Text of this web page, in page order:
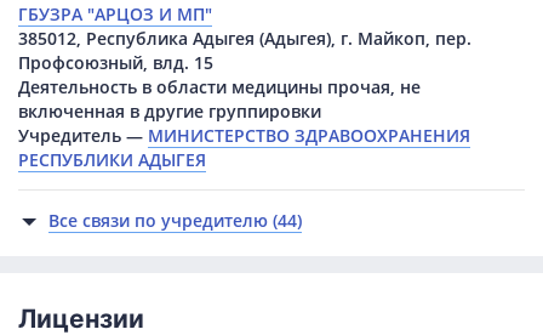
ГБУЗРА "АРЦОЗ И МП"
385012, Республика Адыгея (Адыгея), г. Майкоп, пер.
Профсоюзный, влд. 15
Деятельность в области медицины прочая, не
включенная в другие группировки
Учредитель — МИНИСТЕРСТВО ЗДРАВООХРАНЕНИЯ
РЕСПУБЛИКИ АДЫГЕЯ
Все связи по учредителю (44)
Лицензии